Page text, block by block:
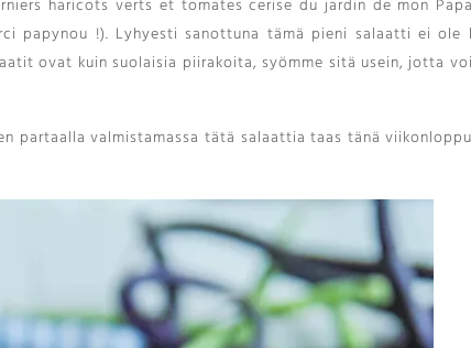
haricots verts et tomates cerise du jardin de mon
papynou !). Lyhyesti sanottuna tämä pieni salaatti ei ole
ovat kuin suolaisia ​​piirakoita, syömme sitä usein, jotta
partaalla valmistamassa tätä salaattia taas tänä